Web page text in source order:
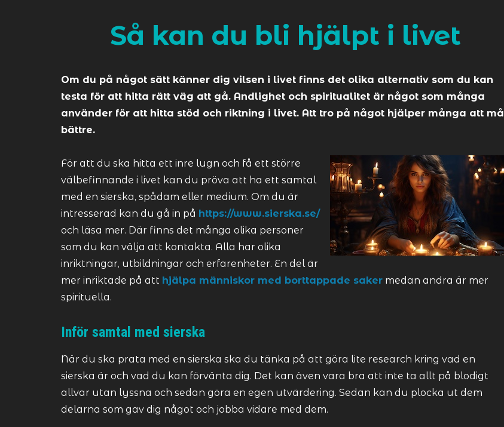
Så kan du bli hjälpt i livet
Om du på något sätt känner dig vilsen i livet finns det olika alternativ som du kan
testa för att hitta rätt väg att gå. Andlighet och spiritualitet är något som många
använder för att hitta stöd och riktning i livet. Att tro på något hjälper många att må
bättre.
För att du ska hitta ett inre lugn och få ett större
välbefinnande i livet kan du pröva att ha ett samtal
med en sierska, spådam eller medium. Om du är
intresserad kan du gå in på https://www.sierska.se/
och läsa mer. Där finns det många olika personer
som du kan välja att kontakta. Alla har olika
inriktningar, utbildningar och erfarenheter. En del är
mer inriktade på att hjälpa människor med borttappade saker medan andra är mer
spirituella.
Inför samtal med sierska
När du ska prata med en sierska ska du tänka på att göra lite research kring vad en
sierska är och vad du kan förvänta dig. Det kan även vara bra att inte ta allt på blodigt
allvar utan lyssna och sedan göra en egen utvärdering. Sedan kan du plocka ut dem
delarna som gav dig något och jobba vidare med dem.